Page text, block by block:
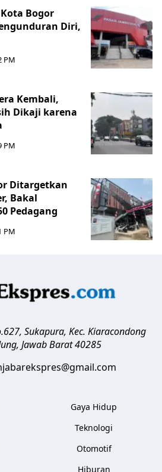
Bogor
Diri,
PM
Kembali,
Dikaji karena
PM
Ditargetkan
Bakal
Pedagang
PM
Sukapura, Kec. Kiaracondong
, Jawab Barat 40285
Gaya Hidup
Teknologi
Otomotif
Hiburan